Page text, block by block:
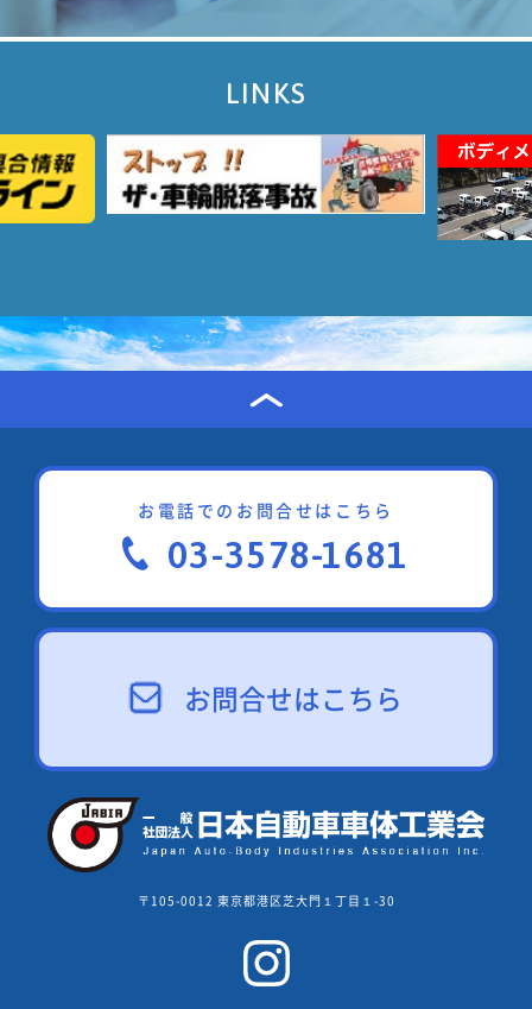
LINKS
お電話でのお問合せはこちら
03-3578-1681
お問合せはこちら
〒105-0012 東京都港区芝大門１丁目１-30